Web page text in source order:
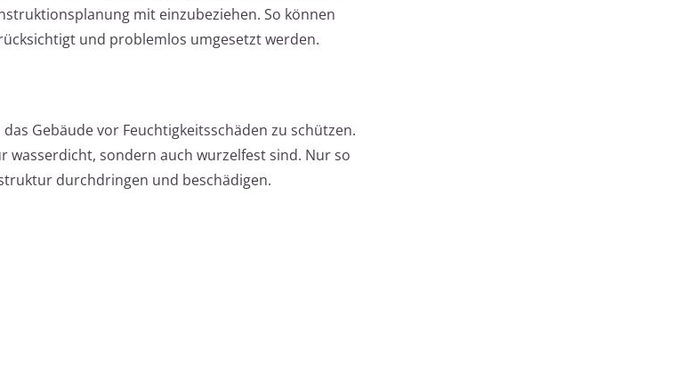
mit einzubeziehen. So können
und problemlos umgesetzt werden.
Gebäude vor Feuchtigkeitsschäden zu schützen.
wasserdicht, sondern auch wurzelfest sind. Nur so
durchdringen und beschädigen.